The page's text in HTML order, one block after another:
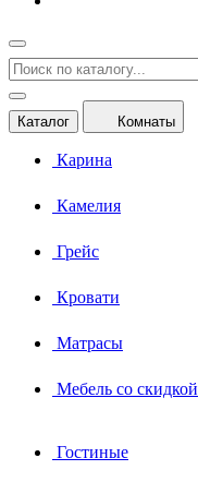
Каталог Комнаты
Карина
Камелия
Грейс
Кровати
Матрасы
Мебель со скидкой
Гостиные